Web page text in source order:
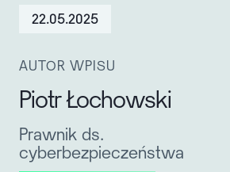
22.05.2025
AUTOR WPISU
Piotr Łochowski
Prawnik ds.
cyberbezpieczeństwa